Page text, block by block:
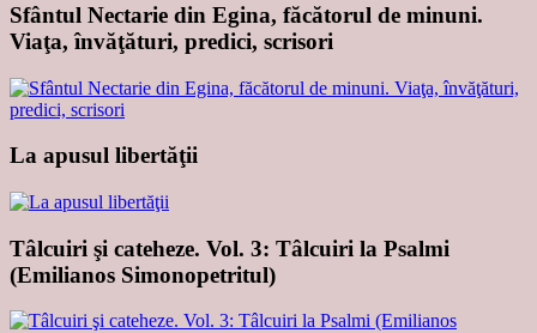
Sfântul Nectarie din Egina, făcătorul de minuni.
Viaţa, învăţături, predici, scrisori
La apusul libertăţii
Tâlcuiri şi cateheze. Vol. 3: Tâlcuiri la Psalmi
(Emilianos Simonopetritul)